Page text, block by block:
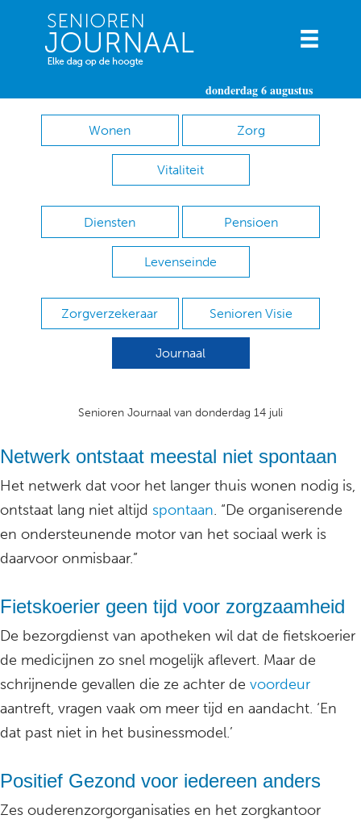
donderdag 6 augustus
Wonen Zorg
Vitaliteit
Diensten Pensioen
Levenseinde
Zorgverzekeraar Senioren Visie
Journaal
Senioren Journaal van donderdag 14 juli
Netwerk ontstaat meestal niet spontaan
Het netwerk dat voor het langer thuis wonen nodig is,
ontstaat lang niet altijd spontaan. “De organiserende
en ondersteunende motor van het sociaal werk is
daarvoor onmisbaar.”
Fietskoerier geen tijd voor zorgzaamheid
De bezorgdienst van apotheken wil dat de fietskoerier
de medicijnen zo snel mogelijk aflevert. Maar de
schrijnende gevallen die ze achter de voordeur
aantreft, vragen vaak om meer tijd en aandacht. ‘En
dat past niet in het businessmodel.’
Positief Gezond voor iedereen anders
Zes ouderenzorgorganisaties en het zorgkantoor